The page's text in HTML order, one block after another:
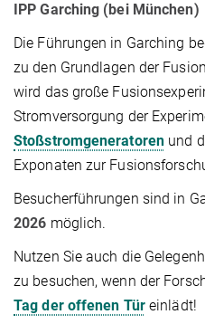
IPP Garching (bei München)
Die Führungen in Garching
zu den Grundlagen der
wird das große
Stromversorgung der
Stoßstromgeneratoren und
Exponaten zur
Besucherführungen sind in
2026 möglich.
Nutzen Sie auch die
zu besuchen, wenn der
Tag der offenen Türeinlädt!